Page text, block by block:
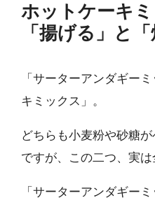
ホットケーキ
「揚げる」と
「サーターアンダギー
キミックス」。
どちらも小麦粉や砂糖
ですが、この二つ、実は
「サーターアンダギー